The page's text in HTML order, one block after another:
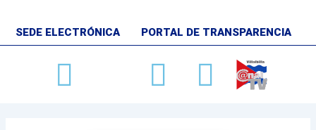
SEDE ELECTRÓNICA PORTAL DE TRANSPARENCIA
Facebook
twitter
Youtube